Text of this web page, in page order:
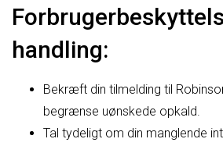
handling:
Bekræft din tilmelding til
begrænse uønskede opkald.
Tal tydeligt om din manglende